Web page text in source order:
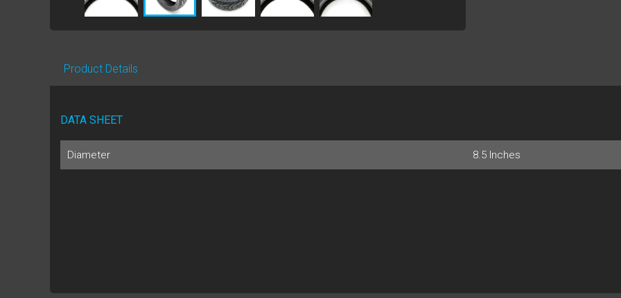
Product Details
DATA SHEET
Diameter 8.5 Inches